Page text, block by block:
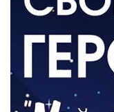
Новый настил
05.08.2026